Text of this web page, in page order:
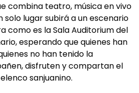
combina teatro, música en vivo
solo lugar subirá a un escenario
como es la Sala Auditorium del
esperando que quienes han
no han tenido la
disfruten y compartan el
sanjuanino.